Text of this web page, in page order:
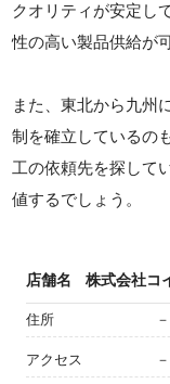
クオリティが安定し
性の高い製品供給が
また、東北から九州
制を確立しているの
工の依頼先を探して
値するでしょう。
店舗名 株式会社コ
住所 －
アクセス －